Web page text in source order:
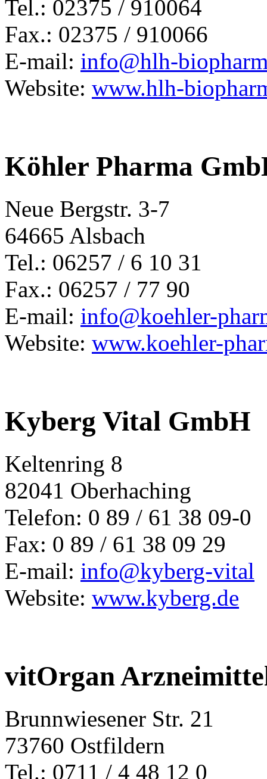
Tel.: 02375 / 910064
Fax.: 02375 / 910066
E-mail: info@hlh-
Website: www.hlh-
Köhler Pharma
Neue Bergstr. 3-7
64665 Alsbach
Tel.: 06257 / 6 10 31
Fax.: 06257 / 77 90
E-mail: info@koehler-
Website: www.koehler-
Kyberg Vital GmbH
Keltenring 8
82041 Oberhaching
Telefon: 0 89 / 61 38 09-0
Fax: 0 89 / 61 38 09 29
E-mail: info@kyberg-vital
Website: www.kyberg.de
vitOrgan
Brunnwiesener Str. 21
73760 Ostfildern
Tel.: 0711 / 4 48 12 0